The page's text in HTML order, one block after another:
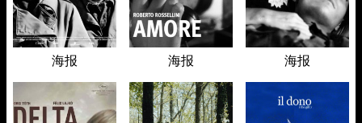
海报 海报 海报